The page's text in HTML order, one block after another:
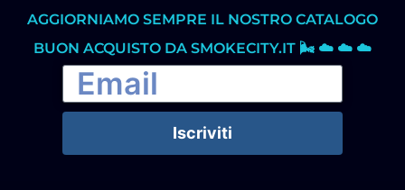
AGGIORNIAMO SEMPRE IL NOSTRO CATALOGO
BUON ACQUISTO DA SMOKECITY.IT 🌬️ ☁️ ☁️ ☁️
Iscriviti